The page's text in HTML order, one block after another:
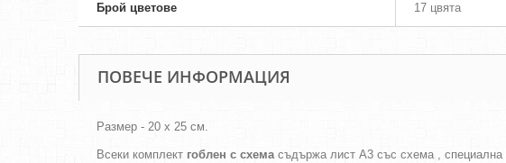
Брой цветове 17 цвята
ПОВЕЧЕ ИНФОРМАЦИЯ
Размер - 20 х 25 см.
Всеки комплект гоблен с схемасъдържа лист А3 със схема , специална